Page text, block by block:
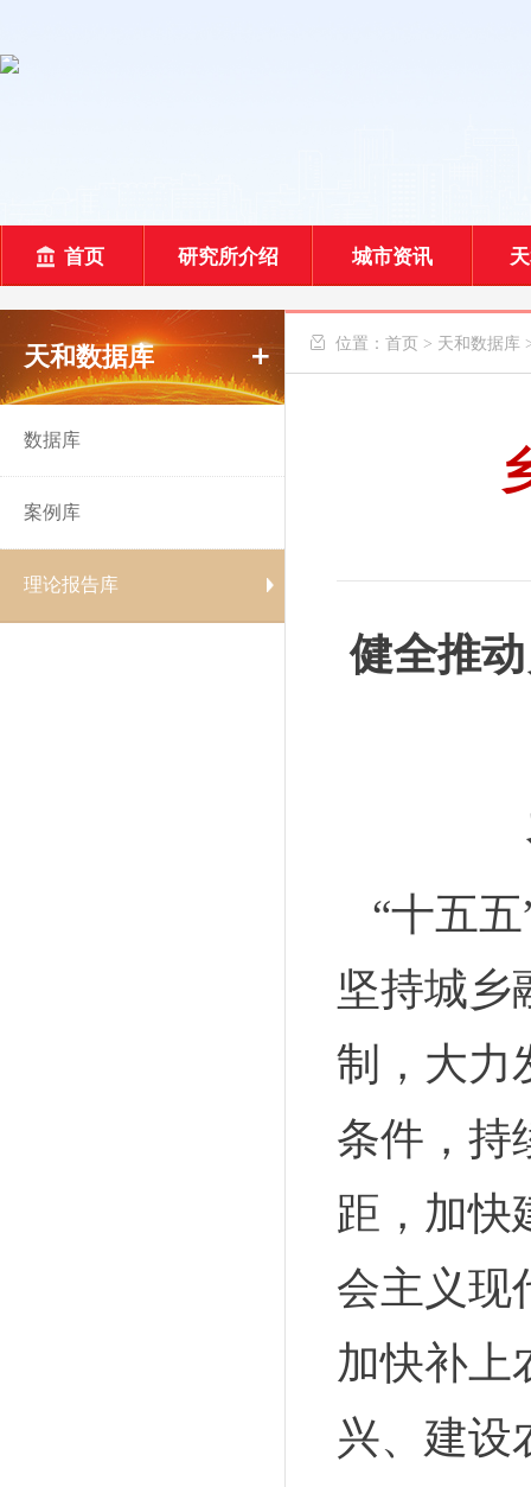
首页 研究所介绍 城市资讯
天和数据库
数据库
案例库
理论报告库
 位置： 首页 > 天和数据库
健全推
“十五
坚持城乡
制，大力
条件，持
距，加快
会主义现
加快补上
兴、建设